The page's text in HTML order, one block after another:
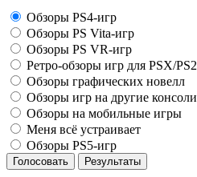
Обзоры PS4-игр
Обзоры PS Vita-игр
Обзоры PS VR-игр
Ретро-обзоры игр для PSX/PS2
Обзоры графических новелл
Обзоры игр на другие консоли
Обзоры на мобильные игры
Меня всё устраивает
Обзоры PS5-игр
Голосовать Результаты